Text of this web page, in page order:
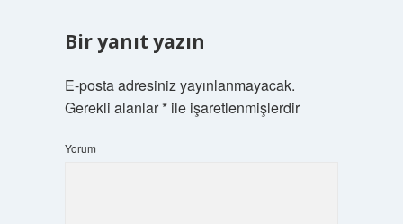
Bir yanıt yazın
E-posta adresiniz yayınlanmayacak.
Gerekli alanlar*ile işaretlenmişlerdir
Yorum